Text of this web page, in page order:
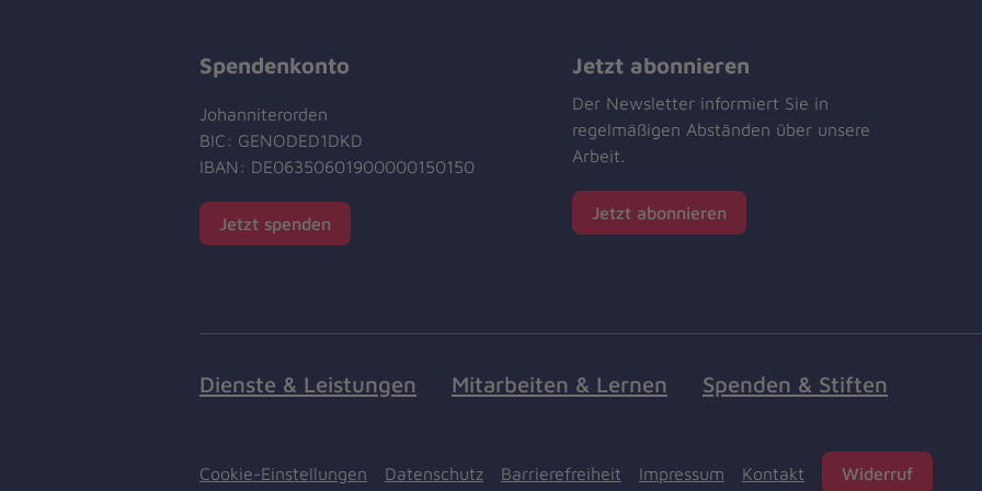
Spendenkonto
Johanniterorden
BIC: GENODED1DKD
IBAN: DE06350601900000150150
Jetzt spenden
Jetzt abonnieren
Der Newsletter informiert Sie in
regelmäßigen Abständen über unsere
Arbeit.
Jetzt abonnieren
Dienste & Leistungen Mitarbeiten & Lernen Spenden & Stiften
Cookie-Einstellungen Datenschutz Barrierefreiheit Impressum Kontakt Widerruf